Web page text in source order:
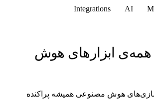
AI
Integrations
ابزارهای هوش
هوش مصنوعی همیشه پراکنده